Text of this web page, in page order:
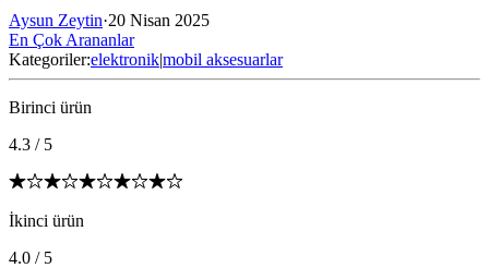
Aysun Zeytin·20 Nisan 2025
En Çok Arananlar
Kategoriler:elektronik|mobil aksesuarlar
Birinci ürün
4.3 / 5
İkinci ürün
4.0 / 5